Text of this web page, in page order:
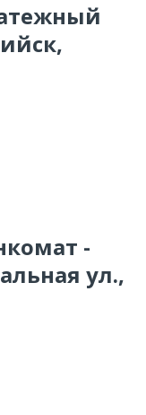
-
ул.,